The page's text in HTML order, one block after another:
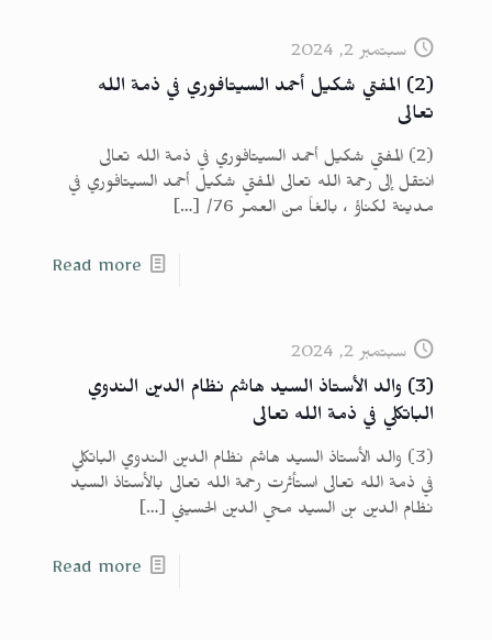
سبتمبر 2, 2024
(2) المفتي شكيل أحمد السيتافوري في ذمة الله
تعالى
(2) المفتي شكيل أحمد السيتافوري في ذمة الله تعالى
انتقل إلى رحمة الله تعالى المفتي شكيل أحمد السيتافوري في
مدينة لكناؤ ، بالغاً من العمر 76/
[…]
Read more
سبتمبر 2, 2024
(3) والد الأستاذ السيد هاشم نظام الدين الندوي
الباتكلي في ذمة الله تعالى
(3) والد الأستاذ السيد هاشم نظام الدين الندوي الباتكلي
في ذمة الله تعالى استأثرت رحمة الله تعالى بالأستاذ السيد
نظام الدين بن السيد محي الدين الحسيني […]
Read more